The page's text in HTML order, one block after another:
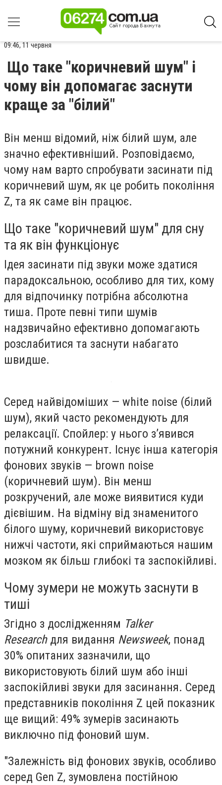
09:46, 11 червня
Що таке "коричневий шум" і
чому він допомагає заснути
краще за "білий"
Він менш відомий, ніж білий шум, але
значно ефективніший. Розповідаємо,
чому нам варто спробувати засинати під
коричневий шум, як це робить покоління
Z, та як саме він працює.
Що таке "коричневий шум" для сну
та як він функціонує
Ідея засинати під звуки може здатися
парадоксальною, особливо для тих, кому
для відпочинку потрібна абсолютна
тиша. Проте певні типи шумів
надзвичайно ефективно допомагають
розслабитися та заснути набагато
швидше.
Серед найвідоміших — white noise (білий
шум), який часто рекомендують для
релаксації. Спойлер: у нього з’явився
потужний конкурент. Існує інша категорія
фонових звуків — brown noise
(коричневий шум). Він менш
розкручений, але може виявитися куди
дієвішим. На відміну від знаменитого
білого шуму, коричневий використовує
нижчі частоти, які сприймаються нашим
мозком як більш глибокі та заспокійливі.
Чому зумери не можуть заснути в
тиші
Згідно з дослідженням Talker
Researchдля видання Newsweek, понад
30% опитаних зазначили, що
використовують білий шум або інші
заспокійливі звуки для засинання. Серед
представників покоління Z цей показник
ще вищий: 49% зумерів засинають
виключно під фоновий шум.
"Залежність від фонових звуків, особливо
серед Gen Z, зумовлена постійною